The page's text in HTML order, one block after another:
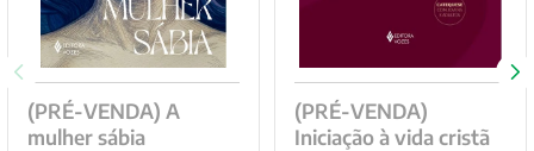
(PRÉ-VENDA) A
mulher sábia
(PRÉ-VENDA)
Iniciação à vida cristã